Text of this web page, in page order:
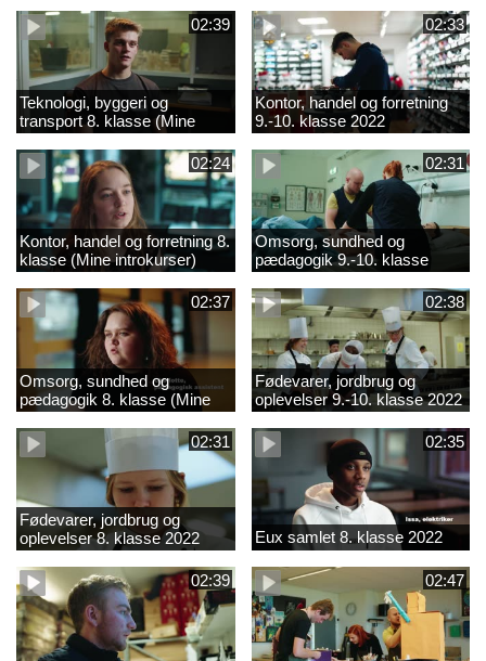
02:39
Teknologi, byggeri og
transport 8. klasse (Mine
introkurser) 2022
02:33
Kontor, handel og forretning
9.-10. klasse 2022
02:24
Kontor, handel og forretning 8.
klasse (Mine introkurser)
2022
02:31
Omsorg, sundhed og
pædagogik 9.-10. klasse
2022
02:37
Omsorg, sundhed og
pædagogik 8. klasse (Mine
introkurser) 2022
02:38
Fødevarer, jordbrug og
oplevelser 9.-10. klasse 2022
02:31
Fødevarer, jordbrug og
oplevelser 8. klasse 2022
02:35
Eux samlet 8. klasse 2022
02:39 02:47